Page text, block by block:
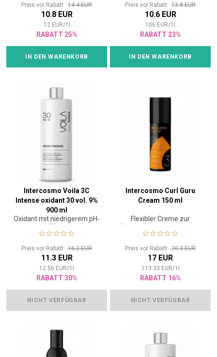
Preis vor Rabatt: 14.4 EUR
10.8 EUR
12 EUR/1
RABATT 25%
IN DEN WARENKORB
Preis vor Rabatt: 13.8 EUR
10.6 EUR
106 EUR/1
RABATT 23%
IN DEN WARENKORB
Intercosmo Voila 3C
Intense oxidant 30 vol. 9%
900 ml
Oxidant mit niedrigerem pH-
Wert
Preis vor Rabatt: 16.2 EUR
11.3 EUR
12.56 EUR/1
RABATT 30%
NICHT VERFÜGBAR
Intercosmo Curl Guru
Cream 150 ml
Flexibler Creme zur
Unterstützung von Locken
Preis vor Rabatt: 20.3 EUR
17 EUR
113.33 EUR/1
RABATT 16%
NICHT VERFÜGBAR